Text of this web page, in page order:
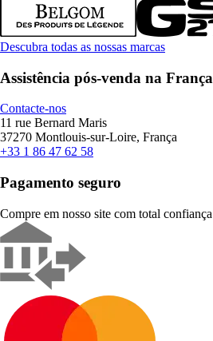
Descubra todas as nossas marcas
Assistência pós-venda na França
Contacte-nos
11 rue Bernard Maris
37270 Montlouis-sur-Loire, França
+33 1 86 47 62 58
Pagamento seguro
Compre em nosso site com total confiança